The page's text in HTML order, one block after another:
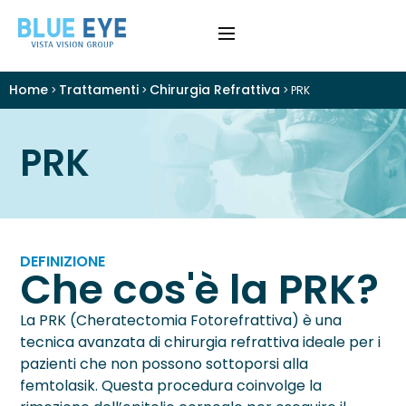
Home > Trattamenti > Chirurgia Refrattiva > PRK
PRK
DEFINIZIONE
Che cos'è la PRK?
La PRK (Cheratectomia Fotorefrattiva) è una
tecnica avanzata di chirurgia refrattiva ideale per i
pazienti che non possono sottoporsi alla
femtolasik. Questa procedura coinvolge la
Difetti Visivi ›
Cataratta ›
›
Trattamenti
Visite e Diagnostica
Chi Siamo ›
Colloquio Informativo